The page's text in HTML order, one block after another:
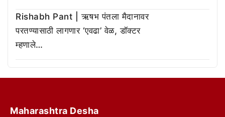
Rishabh Pant | ऋषभ पंतला मैदानावर
परतण्यासाठी लागणार ‘एवढा’ वेळ, डॉक्टर
म्हणाले…
Maharashtra Desha